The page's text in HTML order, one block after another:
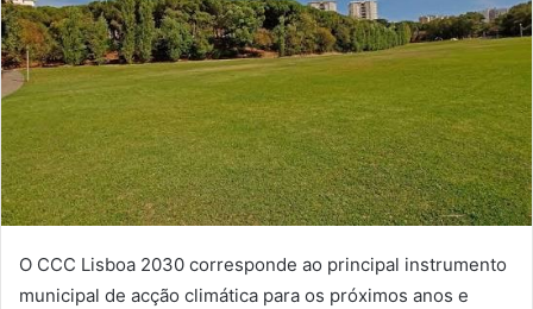
O CCC Lisboa 2030 corresponde ao principal instrumento
municipal de acção climática para os próximos anos e